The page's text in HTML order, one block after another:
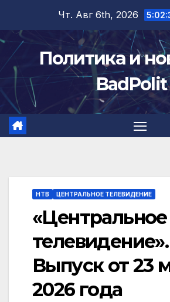
содержимому
Чт. Авг 6th, 2026
Политика и
BadPolit
НТВ ЦЕНТРАЛЬНОЕ ТЕЛЕВИДЕНИЕ
«Центральное
телевидение».
Выпуск от 23
2026 года